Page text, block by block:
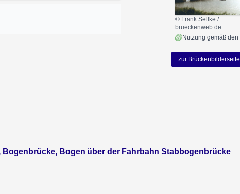
© Frank Sellke /
brueckenweb.de
zur Brückenbilderseite
Bogen über der Fahrbahn Stabbogenbrücke